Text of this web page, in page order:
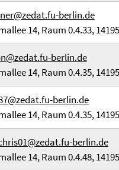
berlin.de
14, Raum 0.4.33,
berlin.de
14, Raum 0.4.35,
berlin.de
14, Raum 0.4.35,
berlin.de
14, Raum 0.4.48,